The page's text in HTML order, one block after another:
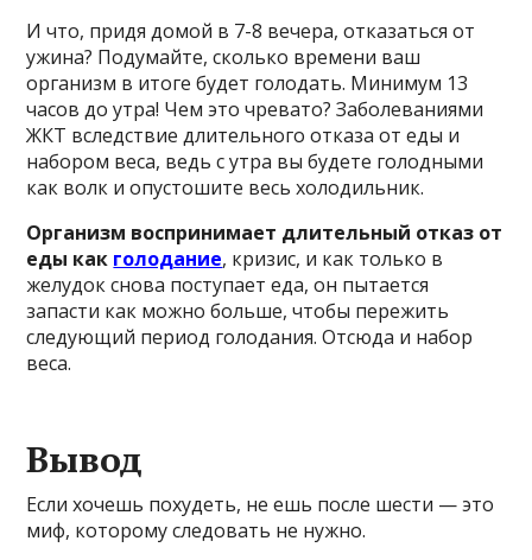
И что, придя домой в 7-8 вечера, отказаться от
ужина? Подумайте, сколько времени ваш
организм в итоге будет голодать. Минимум 13
часов до утра! Чем это чревато? Заболеваниями
ЖКТ вследствие длительного отказа от еды и
набором веса, ведь с утра вы будете голодными
как волк и опустошите весь холодильник.
Организм воспринимает длительный отказ от
еды как голодание, кризис, и как только в
желудок снова поступает еда, он пытается
запасти как можно больше, чтобы пережить
следующий период голодания. Отсюда и набор
веса.
Вывод
Если хочешь похудеть, не ешь после шести — это
миф, которому следовать не нужно.